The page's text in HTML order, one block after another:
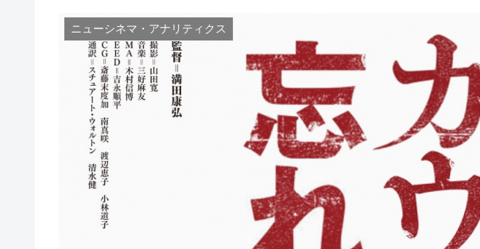
ニューシネマ・アナリティクス